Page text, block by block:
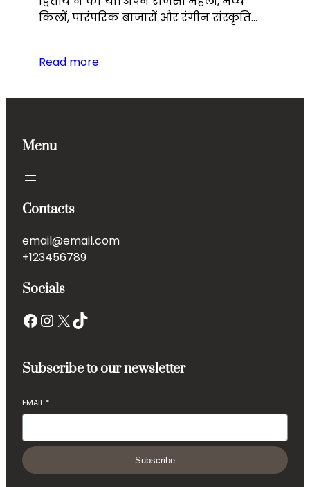
किलों, पारंपरिक बाजारों और रंगीन संस्कृति…
Read more
Menu
Contacts
email@email.com
+123456789
Socials
Facebook InstagramX TikTok
Subscribe to our newsletter
EMAIL *
Subscribe